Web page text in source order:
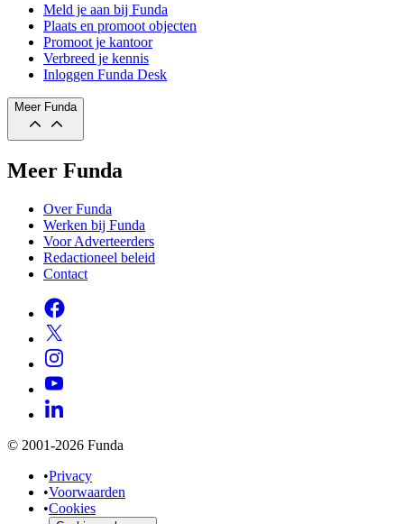
Meld je aan bij Funda
Plaats en promoot objecten
Promoot je kantoor
Verbreed je kennis
Inloggen Funda Desk
Meer Funda
Meer Funda
Over Funda
Werken bij Funda
Voor Adverteerders
Redactioneel beleid
Contact
© 2001-2026 Funda
•Privacy
•Voorwaarden
•Cookies